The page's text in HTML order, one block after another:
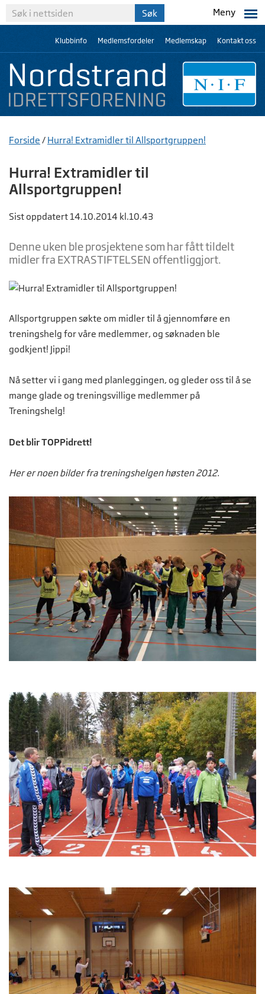
Meny
Klubbinfo Medlemsfordeler Medlemskap Kontakt oss
Forside / Hurra! Extramidler til Allsportgruppen!
Hurra! Extramidler til
Allsportgruppen!
Sist oppdatert 14.10.2014 kl.10.43
Denne uken ble prosjektene som har fått tildelt
midler fra EXTRASTIFTELSEN offentliggjort.
Allsportgruppen søkte om midler til å gjennomføre en
treningshelg for våre medlemmer, og søknaden ble
godkjent! Jippi!
Nå setter vi i gang med planleggingen, og gleder oss til å se
mange glade og treningsvillige medlemmer på
Treningshelg!
Det blir TOPPidrett!
Her er noen bilder fra treningshelgen høsten 2012.